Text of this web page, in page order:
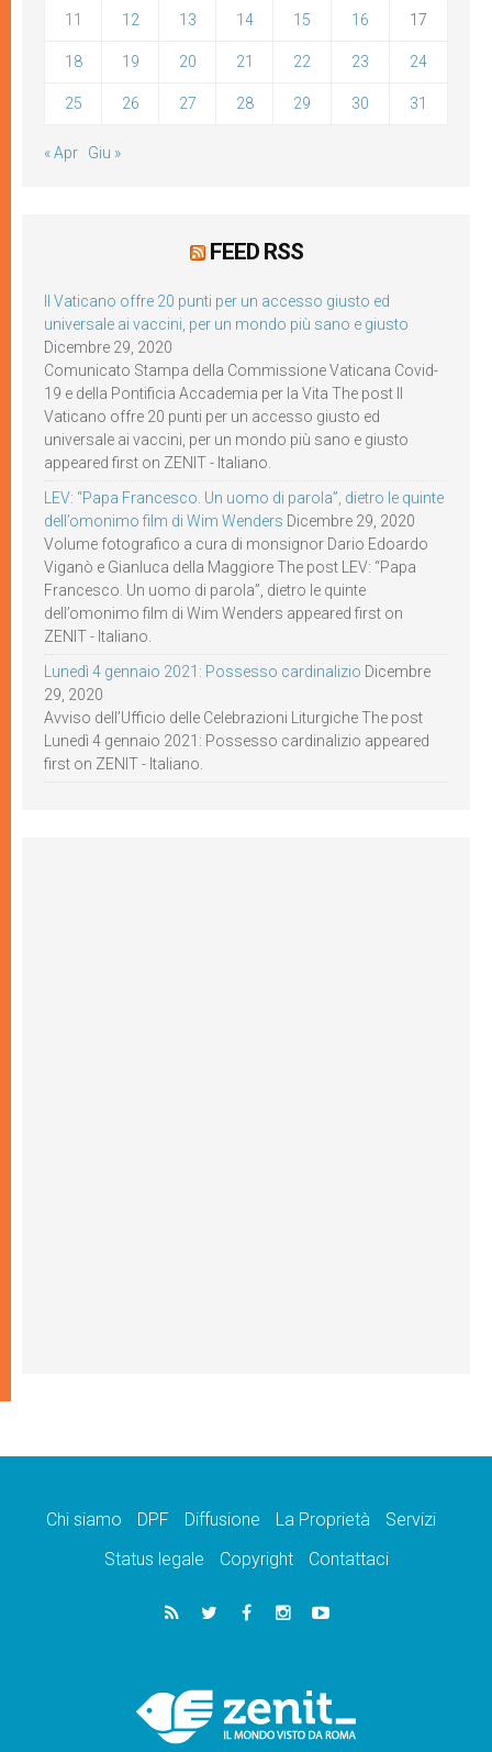
11 12 13 14 15 16 17
18 19 20 21 22 23 24
25 26 27 28 29 30 31
« Apr Giu »
FEED RSS
Il Vaticano offre 20 punti per un accesso giusto ed
universale ai vaccini, per un mondo più sano e giusto
Dicembre 29, 2020
Comunicato Stampa della Commissione Vaticana Covid-
19 e della Pontificia Accademia per la Vita The post Il
Vaticano offre 20 punti per un accesso giusto ed
universale ai vaccini, per un mondo più sano e giusto
appeared first on ZENIT - Italiano.
LEV: “Papa Francesco. Un uomo di parola”, dietro le quinte
dell’omonimo film di Wim Wenders Dicembre 29, 2020
Volume fotografico a cura di monsignor Dario Edoardo
Viganò e Gianluca della Maggiore The post LEV: “Papa
Francesco. Un uomo di parola”, dietro le quinte
dell’omonimo film di Wim Wenders appeared first on
ZENIT - Italiano.
Lunedì 4 gennaio 2021: Possesso cardinalizio Dicembre
29, 2020
Avviso dell’Ufficio delle Celebrazioni Liturgiche The post
Lunedì 4 gennaio 2021: Possesso cardinalizio appeared
first on ZENIT - Italiano.
Chi siamo DPF Diffusione La Proprietà
Servizi
Status legale
Copyright Contattaci